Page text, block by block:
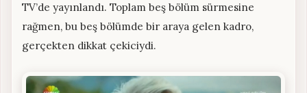
TV’de yayınlandı. Toplam beş bölüm sürmesine
rağmen, bu beş bölümde bir araya gelen kadro,
gerçekten dikkat çekiciydi.